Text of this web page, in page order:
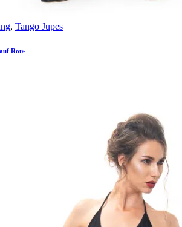
, Tango Jupes
Rot»